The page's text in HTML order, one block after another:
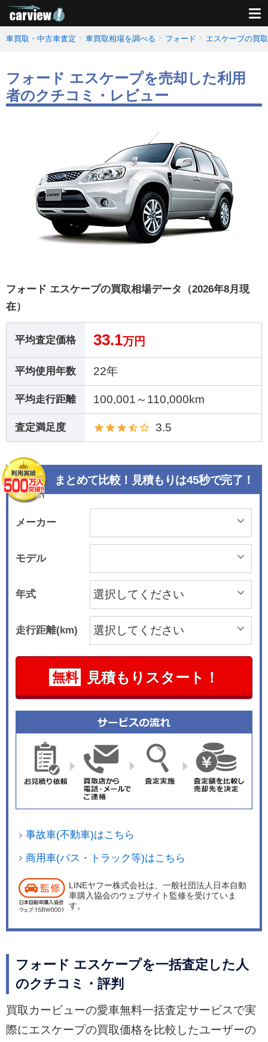
車買取・中古車査定 車買取相場を調べる フォード エスケープの買
フォード エスケープを売却した利用
者のクチコミ・レビュー
フォード エスケープの買取相場データ（2026年8月現
在）
平均査定価格 33.1万円
平均使用年数 22年
平均走行距離 100,001～110,000km
査定満足度 3.5
まとめて比較！見積もりは45秒で完了！
メーカー
モデル
年式
走行距離(km)
無料 見積もりスタート！
事故車(不動車)はこちら
商用車(バス・トラック等)はこちら
LINEヤフー株式会社は、一般社団法人日本自動
車購入協会のウェブサイト監修を受けていま
す。
フォード エスケープを一括査定した人
のクチコミ・評判
買取カービューの愛車無料一括査定サービスで実
際にエスケープの買取価格を比較したユーザーの